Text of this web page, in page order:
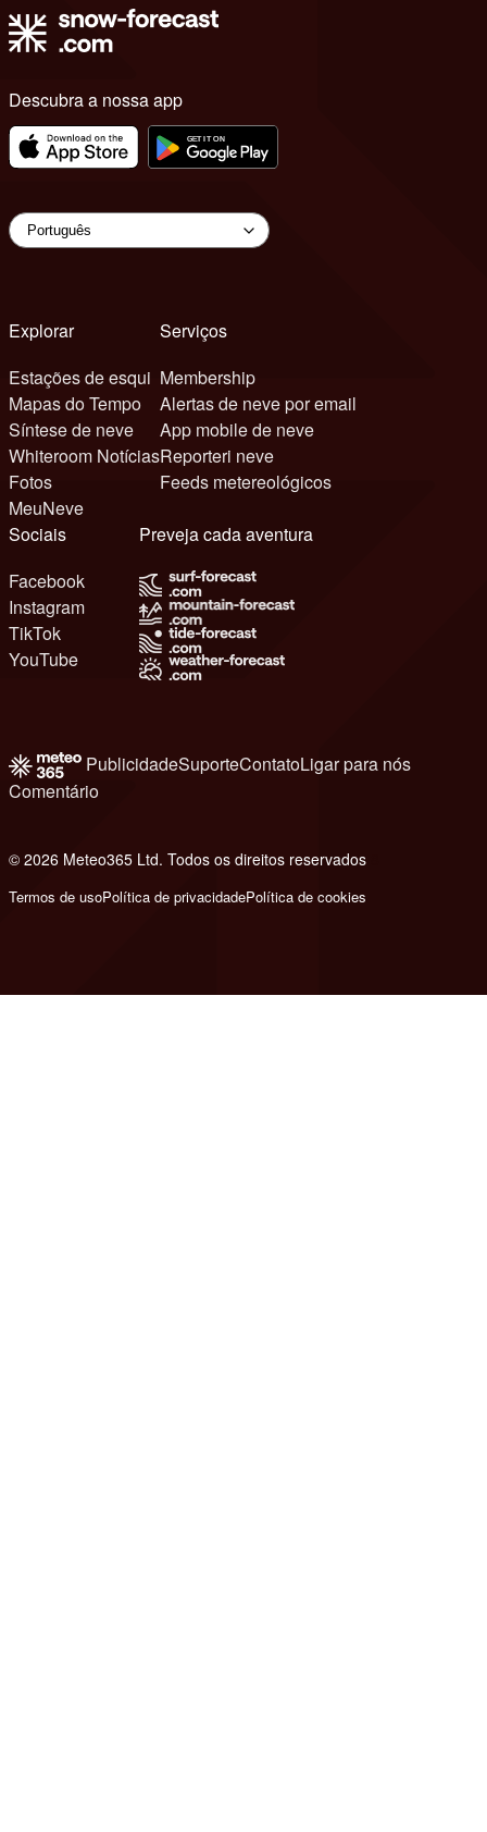
Descubra a nossa app
Explorar
Estações de esqui
Mapas do Tempo
Síntese de neve
Whiteroom Notícias
Fotos
MeuNeve
Serviços
Membership
Alertas de neve por email
App mobile de neve
Reporteri neve
Feeds metereológicos
Sociais
Facebook
Instagram
TikTok
YouTube
Preveja cada aventura
PublicidadeSuporteContatoLigar para nós
Comentário
© 2026 Meteo365 Ltd. Todos os direitos reservados
Termos de usoPolítica de privacidadePolítica de cookies